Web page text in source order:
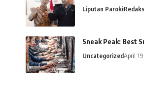
Liputan Paroki
Sneak Peak: Best
UncategorizedApril